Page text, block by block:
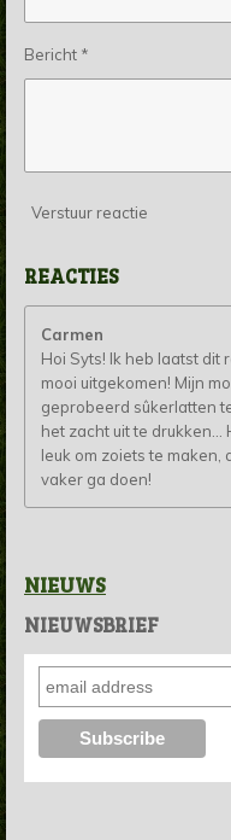
Bericht *
Verstuur reactie
REACTIES
Carmen
Hoi Syts! Ik heb laatst dit
mooi uitgekomen! Mijn
geprobeerd sûkerlatten
het zacht uit te drukken...
leuk om zoiets te maken,
vaker ga doen!
NIEUWS
NIEUWSBRIEF